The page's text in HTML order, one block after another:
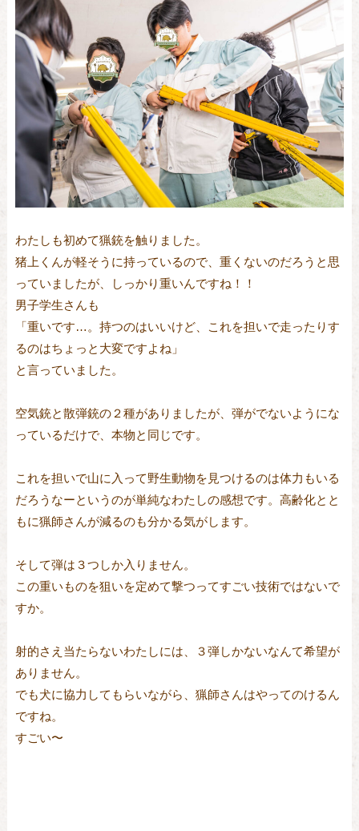
わたしも初めて猟銃を触りました。
猪上くんが軽そうに持っているので、重くないのだろうと思
っていましたが、しっかり重いんですね！！
男子学生さんも
「重いです…。持つのはいいけど、これを担いで走ったりす
るのはちょっと大変ですよね」
と言っていました。
空気銃と散弾銃の２種がありましたが、弾がでないようにな
っているだけで、本物と同じです。
これを担いで山に入って野生動物を見つけるのは体力もいる
だろうなーというのが単純なわたしの感想です。高齢化とと
もに猟師さんが減るのも分かる気がします。
そして弾は３つしか入りません。
この重いものを狙いを定めて撃つってすごい技術ではないで
すか。
射的さえ当たらないわたしには、３弾しかないなんて希望が
ありません。
でも犬に協力してもらいながら、猟師さんはやってのけるん
ですね。
すごい〜